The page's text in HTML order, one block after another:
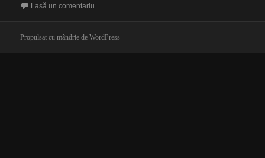
pe
Lasă un comentariu
Propulsat cu mândrie de WordPress